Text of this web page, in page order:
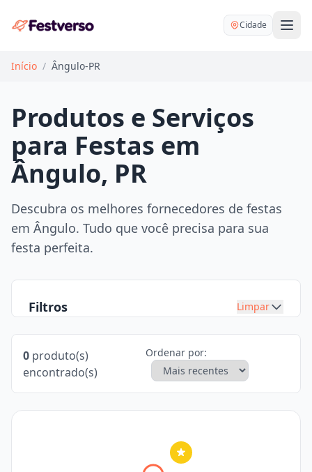
Cidade
Balões delivery
Decoração personalizada
Pegue e Monte
Festa na mesa
Mesas e cadeiras
Buffet
DJ
Início / Ângulo-PR
Produtos e Serviços
para Festas em
Ângulo, PR
Descubra os melhores fornecedores de festas
em Ângulo. Tudo que você precisa para sua
festa perfeita.
Filtros Limpar
0 produto(s)
encontrado(s)
Ordenar por: